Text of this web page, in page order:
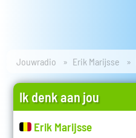
Jouwradio Erik Marijsse
Ik denk aan jou
Erik Marijsse